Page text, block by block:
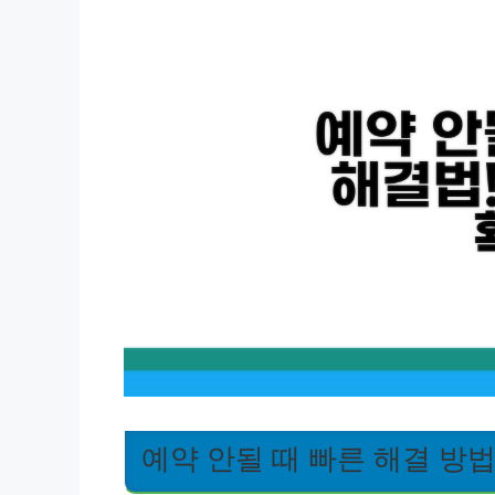
예약 안될 때 빠른 해결 방법